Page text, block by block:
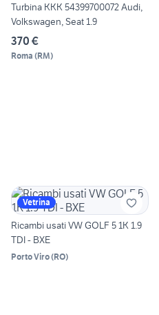
Turbina KKK 54399700072 Audi,
Volkswagen, Seat 1.9
370 €
Roma (RM)
Vetrina
Ricambi usati VW GOLF 5 1K 1.9
TDI - BXE
Porto Viro(RO)